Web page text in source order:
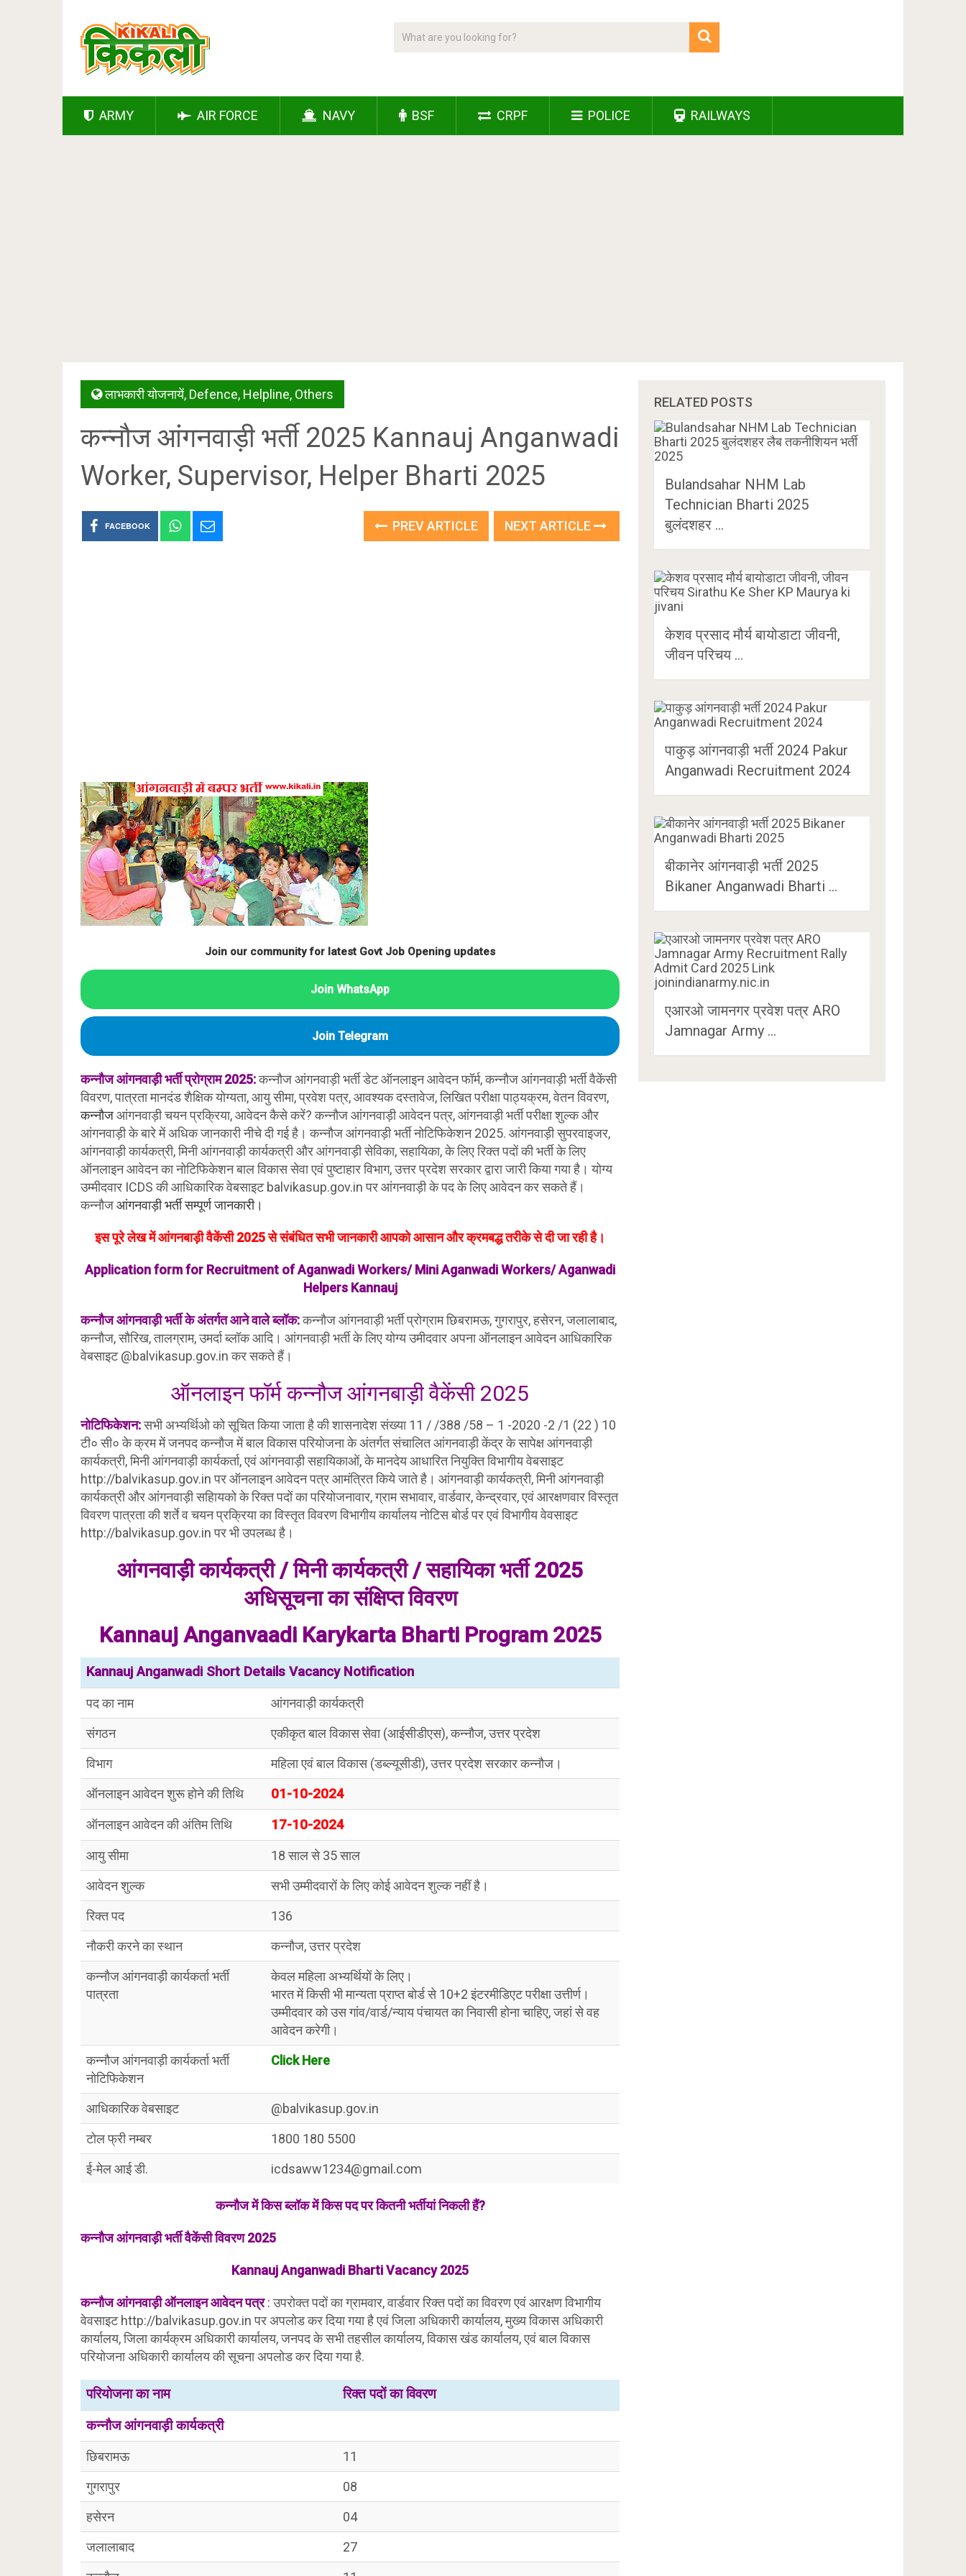
ARMY AIR FORCE NAVY BSF CRPF POLICE RAILWAYS
लाभकारी योजनायें, Defence, Helpline, Others
कन्नौज आंगनवाड़ी भर्ती 2025 Kannauj Anganwadi
Worker, Supervisor, Helper Bharti 2025
FACEBOOK PREV ARTICLE NEXT ARTICLE
Join our community for latest Govt Job Opening updates
Join WhatsApp
Join Telegram
कन्नौज आंगनवाड़ी भर्ती प्रोग्राम 2025:कन्नौज आंगनवाड़ी भर्ती डेट ऑनलाइन आवेदन फॉर्म, कन्नौज आंगनवाड़ी भर्ती वैकेंसी
विवरण, पात्रता मानदंड शैक्षिक योग्यता, आयु सीमा, प्रवेश पत्र, आवश्यक दस्तावेज, लिखित परीक्षा पाठ्यक्रम, वेतन विवरण,
कन्नौजआंगनवाड़ी चयन प्रक्रिया, आवेदन कैसे करें? कन्नौज आंगनवाड़ी आवेदन पत्र, आंगनवाड़ी भर्ती परीक्षा शुल्क और
आंगनवाड़ी के बारे में अधिक जानकारी नीचे दी गई है। कन्नौज आंगनवाड़ी भर्ती नोटिफिकेशन 2025. आंगनवाड़ी सुपरवाइजर,
आंगनवाड़ी कार्यकत्री, मिनी आंगनवाड़ी कार्यकत्री और आंगनवाड़ी सेविका, सहायिका, के लिए रिक्त पदों की भर्ती के लिए
ऑनलाइन आवेदन का नोटिफिकेशन बाल विकास सेवा एवं पुष्टाहार विभाग, उत्तर प्रदेश सरकार द्वारा जारी किया गया है। योग्य
उम्मीदवार ICDS की आधिकारिक वेबसाइट balvikasup.gov.in पर आंगनवाड़ी के पद के लिए आवेदन कर सकते हैं।
कन्नौजआंगनवाड़ी भर्ती सम्पूर्ण जानकारी।
इस पूरे लेख में आंगनबाड़ी वैकेंसी 2025 से संबंधित सभी जानकारी आपको आसान और क्रमबद्ध तरीके से दी जा रही है।
Application form for Recruitment of Aganwadi Workers/ Mini Aganwadi Workers/ Aganwadi
Helpers Kannauj
कन्नौज आंगनवाड़ी भर्ती के अंतर्गत आने वाले ब्लॉक:कन्नौज आंगनवाड़ी भर्ती प्रोग्राम छिबरामऊ, गुगरापुर, हसेरन, जलालाबाद,
कन्नौज, सौरिख, तालग्राम, उमर्दा ब्लॉक आदि। आंगनवाड़ी भर्ती के लिए योग्य उमीदवार अपना ऑनलाइन आवेदन आधिकारिक
वेबसाइट @balvikasup.gov.in कर सकते हैं।
ऑनलाइन फॉर्म कन्नौज आंगनबाड़ी वैकेंसी 2025
नोटिफिकेशन:सभी अभ्यर्थिओ को सूचित किया जाता है की शासनादेश संख्या 11 / /388 /58 – 1 -2020 -2 /1 (22 ) 10
टी० सी० के क्रम में जनपद कन्नौज में बाल विकास परियोजना के अंतर्गत संचालित आंगनवाड़ी केंद्र के सापेक्ष आंगनवाड़ी
कार्यकत्री, मिनी आंगनवाड़ी कार्यकर्ता, एवं आंगनवाड़ी सहायिकाओं, के मानदेय आधारित नियुक्ति विभागीय वेबसाइट
http://balvikasup.gov.in पर ऑनलाइन आवेदन पत्र आमंत्रित किये जाते है। आंगनवाड़ी कार्यकत्री, मिनी आंगनवाड़ी
कार्यकत्री और आंगनवाड़ी सहाियको के रिक्त पदों का परियोजनावार, ग्राम सभावार, वार्डवार, केन्द्रवार, एवं आरक्षणवार विस्तृत
विवरण पात्रता की शर्ते व चयन प्रक्रिया का विस्तृत विवरण विभागीय कार्यालय नोटिस बोर्ड पर एवं विभागीय वेवसाइट
http://balvikasup.gov.in पर भी उपलब्ध है।
आंगनवाड़ी कार्यकत्री / मिनी कार्यकत्री / सहायिका भर्ती 2025
अधिसूचना का संक्षिप्त विवरण
Kannauj Anganvaadi Karykarta Bharti Program 2025
Kannauj Anganwadi Short Details Vacancy Notification
पद का नाम
आंगनवाड़ी कार्यकत्री
संगठन
एकीकृत बाल विकास सेवा (आईसीडीएस), कन्नौज, उत्तर प्रदेश
विभाग
महिला एवं बाल विकास (डब्ल्यूसीडी), उत्तर प्रदेश सरकार कन्नौज।
ऑनलाइन आवेदन शुरू होने की तिथि
01-10-2024
ऑनलाइन आवेदन की अंतिम तिथि 17-10-2024
आयु सीमा
18 साल से 35 साल
आवेदन शुल्क
सभी उम्मीदवारों के लिए कोई आवेदन शुल्क नहीं है।
रिक्त पद
136
नौकरी करने का स्थान
कन्नौज, उत्तर प्रदेश
कन्नौज आंगनवाड़ी कार्यकर्ता भर्ती
पात्रता
केवल महिला अभ्यर्थियों के लिए।
भारत में किसी भी मान्यता प्राप्त बोर्ड से 10+2 इंटरमीडिएट परीक्षा उत्तीर्ण।
उम्मीदवार को उस गांव/वार्ड/न्याय पंचायत का निवासी होना चाहिए, जहां से वह
आवेदन करेगी।
कन्नौज आंगनवाड़ी कार्यकर्ता भर्ती
नोटिफिकेशन
Click Here
आधिकारिक वेबसाइट
@balvikasup.gov.in
टोल फ्री नम्बर
1800 180 5500
ई-मेल आई डी.
icdsaww1234@gmail.com
कन्नौज में किस ब्लॉक में किस पद पर कितनी भर्तीयां निकली हैं?
कन्नौज आंगनवाड़ी भर्ती वैकेंसी विवरण 2025
Kannauj Anganwadi Bharti Vacancy 2025
कन्नौज आंगनवाड़ीऑनलाइनआवेदन पत्र:उपरोक्त पदों का ग्रामवार, वार्डवार रिक्त पदों का विवरण एवं आरक्षण विभागीय
वेवसाइट http://balvikasup.gov.in पर अपलोड कर दिया गया है एवं जिला अधिकारी कार्यालय, मुख्य विकास अधिकारी
कार्यालय, जिला कार्यक्रम अधिकारी कार्यालय, जनपद के सभी तहसील कार्यालय, विकास खंड कार्यालय, एवं बाल विकास
परियोजना अधिकारी कार्यालय की सूचना अपलोड कर दिया गया है.
परियोजना का नाम
रिक्त पदों का विवरण
कन्नौज आंगनवाड़ी कार्यकत्री
छिबरामऊ
11
गुगरापुर
08
हसेरन
04
जलालाबाद
27
RELATED POSTS
Bulandsahar NHM Lab
Technician Bharti 2025
बुलंदशहर …
केशव प्रसाद मौर्य बायोडाटा जीवनी,
जीवन परिचय …
पाकुड़ आंगनवाड़ी भर्ती 2024 Pakur
Anganwadi Recruitment 2024
बीकानेर आंगनवाड़ी भर्ती 2025
Bikaner Anganwadi Bharti …
एआरओ जामनगर प्रवेश पत्र ARO
Jamnagar Army …